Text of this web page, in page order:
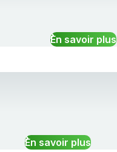
En savoir plus
En savoir plus